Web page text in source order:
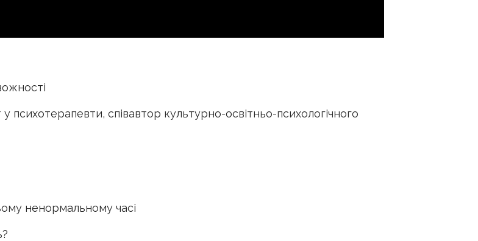
психотерапевти, співавтор культурно-освітньо-психологічного
ненормальному часі